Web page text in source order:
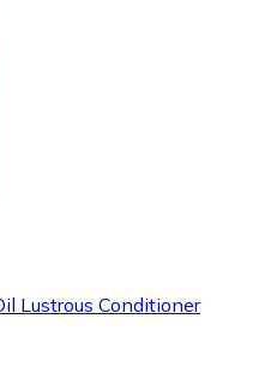
Lustrous Conditioner